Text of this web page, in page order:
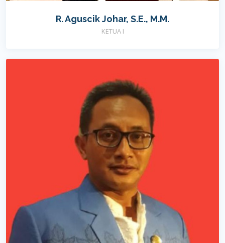
R. Aguscik Johar, S.E., M.M.
KETUA I